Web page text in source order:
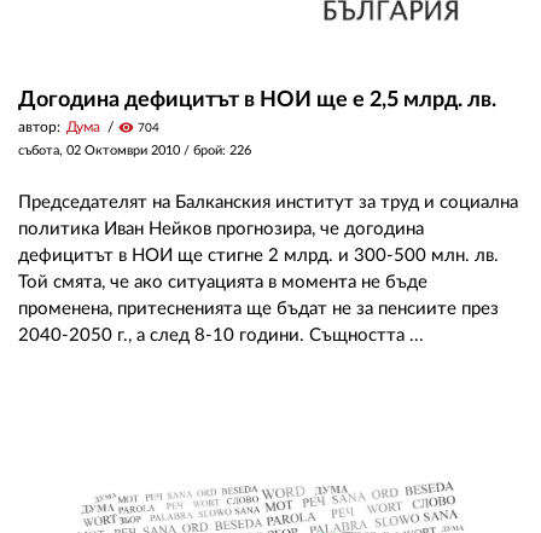
Догодина дефицитът в НОИ ще е 2,5 млрд. лв.
автор: Дума visibility 704
събота, 02 Октомври 2010 / брой: 226
Председателят на Балканския институт за труд и социална
политика Иван Нейков прогнозира, че догодина
дефицитът в НОИ ще стигне 2 млрд. и 300-500 млн. лв.
Той смята, че ако ситуацията в момента не бъде
променена, притесненията ще бъдат не за пенсиите през
2040-2050 г., а след 8-10 години. Същността ...